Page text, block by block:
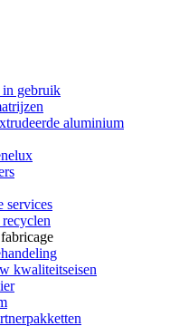
gebruik
aluminium
services
kwaliteitseisen